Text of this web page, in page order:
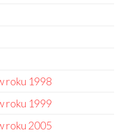
roku 1998
roku 1999
roku 2005